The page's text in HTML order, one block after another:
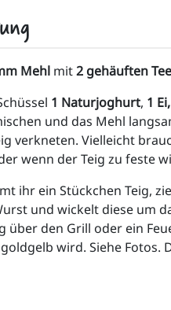
Mehl mit 2 gehäuften
1 Naturjoghurt, 1
und das Mehl
verkneten. Vielleicht
wenn der Teig zu feste
ihr ein Stückchen Teig,
und wickelt diese um
über den Grill oder ein
wird. Siehe Fotos.